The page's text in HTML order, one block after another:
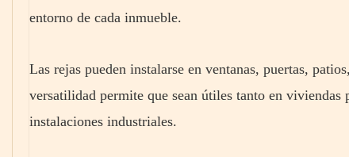
entorno de cada inmueble.
Las rejas pueden instalarse en ventanas, puertas,
versatilidad permite que sean útiles tanto en
instalaciones industriales.